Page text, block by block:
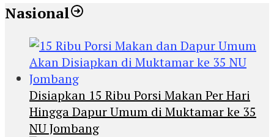
Nasional
Disiapkan 15 Ribu Porsi Makan Per Hari
Hingga Dapur Umum di Muktamar ke 35
NU Jombang